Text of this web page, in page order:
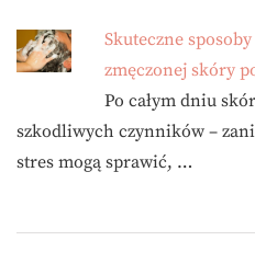
Skuteczne
zmęczonej skóry
Po całym dniu
szkodliwych czynników –
stres mogą sprawić, …